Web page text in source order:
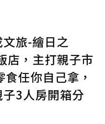
旅-繪日之
店，主打親子市
任你自己拿，
3人房開箱分